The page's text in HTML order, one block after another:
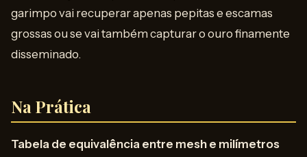
garimpo vai recuperar apenas pepitas e escamas
grossas ou se vai também capturar o ouro finamente
disseminado.
Na Prática
Tabela de equivalência entre mesh e milímetros